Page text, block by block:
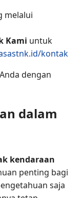
melalui
Kami untuk
kontak
dengan
dalam
kendaraan
penting bagi
saja